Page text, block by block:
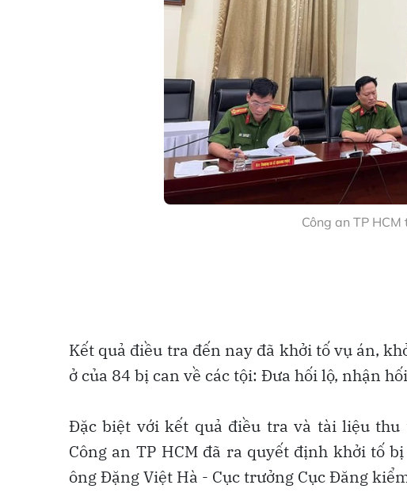
Công an TP
Kết quả điều tra đến nay đã khởi tố vụ án,
ở của 84 bị can về các tội: Đưa hối lộ, nhận
Đặc biệt với kết quả điều tra và tài liệu thu
Công an TP HCM đã ra quyết định khởi tố
ông Đặng Việt Hà - Cục trưởng Cục Đăng